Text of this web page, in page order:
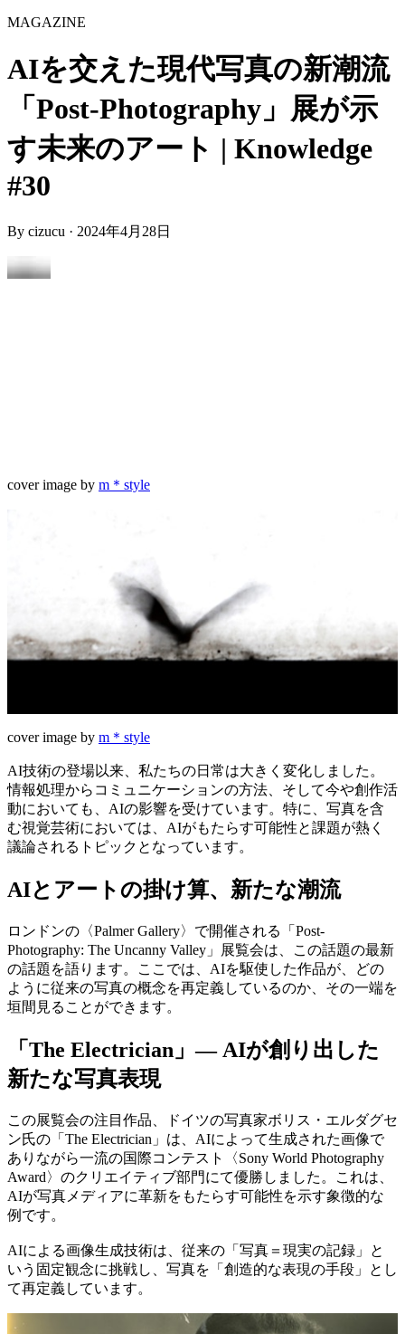
MAGAZINE
AIを交えた現代写真の新潮流
「Post-Photography」展が示
す未来のアート | Knowledge
#30
By cizucu · 2024年4月28日
cover image by m＊style
cover image by m＊style
AI技術の登場以来、私たちの日常は大きく変化しました。
情報処理からコミュニケーションの方法、そして今や創作活
動においても、AIの影響を受けています。特に、写真を含
む視覚芸術においては、AIがもたらす可能性と課題が熱く
議論されるトピックとなっています。
AIとアートの掛け算、新たな潮流
ロンドンの〈Palmer Gallery〉で開催される「Post-
Photography: The Uncanny Valley」展覧会は、この話題の最新
の話題を語ります。ここでは、AIを駆使した作品が、どの
ように従来の写真の概念を再定義しているのか、その一端を
垣間見ることができます。
「The Electrician」— AIが創り出した
新たな写真表現
この展覧会の注目作品、ドイツの写真家ボリス・エルダグセ
ン氏の「The Electrician」は、AIによって生成された画像で
ありながら一流の国際コンテスト〈Sony World Photography
Award〉のクリエイティブ部門にて優勝しました。これは、
AIが写真メディアに革新をもたらす可能性を示す象徴的な
例です。
AIによる画像生成技術は、従来の「写真＝現実の記録」と
いう固定観念に挑戦し、写真を「創造的な表現の手段」とし
て再定義しています。